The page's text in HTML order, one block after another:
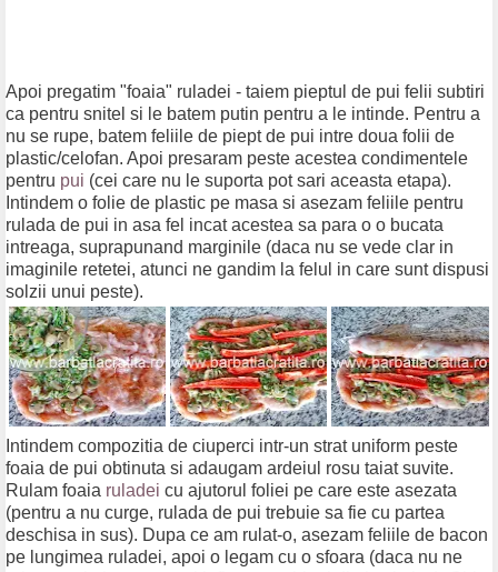
Apoi pregatim "foaia" ruladei - taiem pieptul de pui felii subtiri
ca pentru snitel si le batem putin pentru a le intinde. Pentru a
nu se rupe, batem feliile de piept de pui intre doua folii de
plastic/celofan. Apoi presaram peste acestea condimentele
pentru pui (cei care nu le suporta pot sari aceasta etapa).
Intindem o folie de plastic pe masa si asezam feliile pentru
rulada de pui in asa fel incat acestea sa para o o bucata
intreaga, suprapunand marginile (daca nu se vede clar in
imaginile retetei, atunci ne gandim la felul in care sunt dispusi
solzii unui peste).
Intindem compozitia de ciuperci intr-un strat uniform peste
foaia de pui obtinuta si adaugam ardeiul rosu taiat suvite.
Rulam foaia ruladei cu ajutorul foliei pe care este asezata
(pentru a nu curge, rulada de pui trebuie sa fie cu partea
deschisa in sus). Dupa ce am rulat-o, asezam feliile de bacon
pe lungimea ruladei, apoi o legam cu o sfoara (daca nu ne